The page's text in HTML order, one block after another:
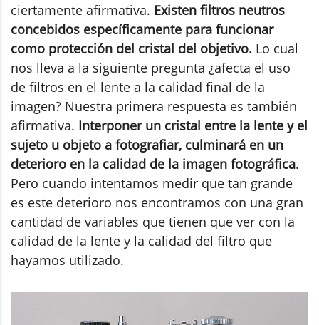
ciertamente afirmativa. Existen filtros neutros
concebidos específicamente para funcionar
como protección del cristal del objetivo. Lo cual
nos lleva a la siguiente pregunta ¿afecta el uso
de filtros en el lente a la calidad final de la
imagen? Nuestra primera respuesta es también
afirmativa. Interponer un cristal entre la lente y el
sujeto u objeto a fotografiar, culminará en un
deterioro en la calidad de la imagen fotográfica.
Pero cuando intentamos medir que tan grande
es este deterioro nos encontramos con una gran
cantidad de variables que tienen que ver con la
calidad de la lente y la calidad del filtro que
hayamos utilizado.